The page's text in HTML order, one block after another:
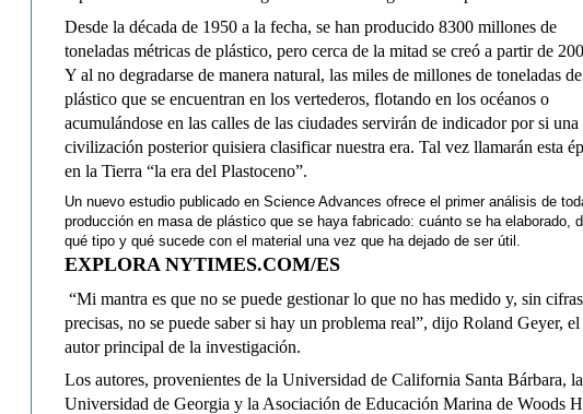
Desde la década de 1950 a la fecha, se han producido 8300 millones de
toneladas métricas de plástico, pero cerca de la mitad se creó a partir de
Y al no degradarse de manera natural, las miles de millones de toneladas de
plástico que se encuentran en los vertederos, flotando en los océanos o
acumulándose en las calles de las ciudades servirán de indicador por si una
civilización posterior quisiera clasificar nuestra era. Tal vez llamarán esta
en la Tierra “la era del Plastoceno”.
Un nuevo estudio publicado en Science Advances ofrece el primer análisis de
producción en masa de plástico que se haya fabricado: cuánto se ha elaborado,
qué tipo y qué sucede con el material una vez que ha dejado de ser útil.
EXPLORA NYTIMES.COM/ES
“Mi mantra es que no se puede gestionar lo que no has medido y, sin cifras
precisas, no se puede saber si hay un problema real”, dijo Roland Geyer, el
autor principal de la investigación.
Los autores, provenientes de la Universidad de California Santa Bárbara, la
Universidad de Georgia y la Asociación de Educación Marina de Woods